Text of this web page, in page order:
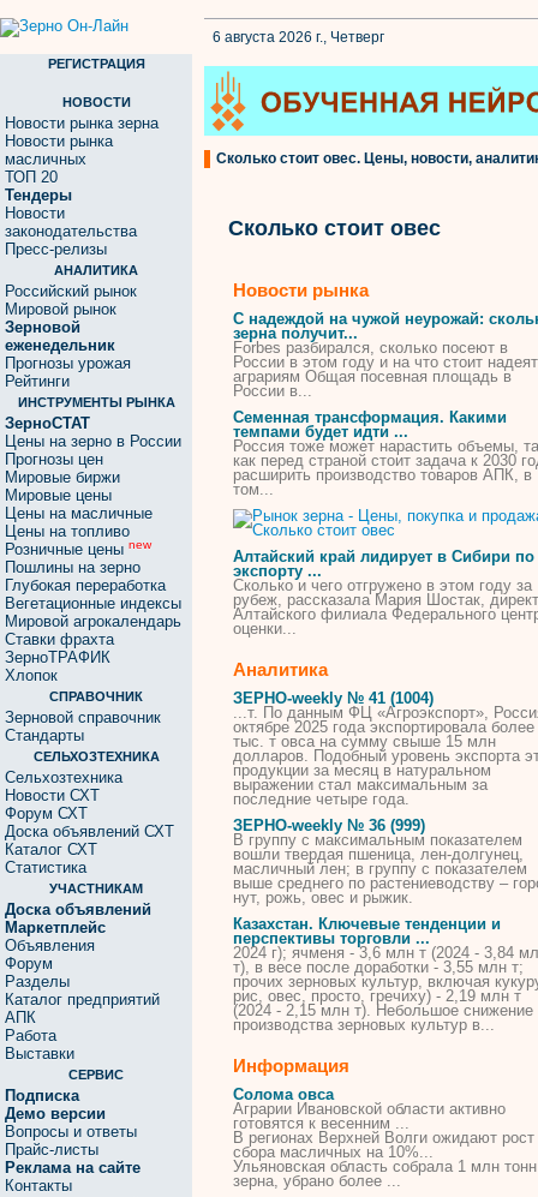
6 августа 2026 г., Четверг
РЕГИСТРАЦИЯ
НОВОСТИ
Новости рынка зерна
Новости рынка
масличных
ТОП 20
Тендеры
Новости
законодательства
Пресс-релизы
АНАЛИТИКА
Российский рынок
Мировой рынок
Зерновой
еженедельник
Прогнозы урожая
Рейтинги
ИНСТРУМЕНТЫ РЫНКА
ЗерноСТАТ
Цены на зерно в России
Прогнозы цен
Мировые биржи
Мировые цены
Цены на масличные
Цены на топливо
Розничные цены new
Пошлины на зерно
Глубокая переработка
Вегетационные индексы
Мировой агрокалендарь
Ставки фрахта
ЗерноТРАФИК
Хлопок
СПРАВОЧНИК
Зерновой справочник
Стандарты
СЕЛЬХОЗТЕХНИКА
Сельхозтехника
Новости СХТ
Форум СХТ
Доска объявлений СХТ
Каталог СХТ
Статистика
УЧАСТНИКАМ
Доска объявлений
Маркетплейс
Объявления
Форум
Разделы
Каталог предприятий
АПК
Работа
Выставки
СЕРВИС
Подписка
Демо версии
Вопросы и ответы
Прайс-листы
Реклама на сайте
Контакты
Сколько стоит овес. Цены, новости,
Сколько стоит овес
Новости рынка
С надеждой на чужой неурожай:
зерна получит...
Forbes разбирался, сколько посеют в
России в этом году и на что стоит
аграриям Общая посевная площадь в
России в...
Семенная трансформация. Какими
темпами будет идти ...
Россия тоже может нарастить объемы,
как перед страной стоит задача к 2030
расширить производство товаров АПК, в
том...
Алтайский край лидирует в Сибири по
экспорту ...
Сколькои чего отгружено в этом году за
рубеж, рассказала Мария Шостак,
Алтайского филиала Федерального
оценки...
Аналитика
ЗЕРНО-weekly № 41 (1004)
...т. По данным ФЦ «Агроэкспорт»,
октябре 2025 года экспортировала более
тыс. т овса на сумму свыше 15 млн
долларов. Подобный уровень экспорта
продукции за месяц в натуральном
выражении стал максимальным за
последние четыре года.
ЗЕРНО-weekly № 36 (999)
В группу с максимальным показателем
вошли твердая пшеница, лен-долгунец,
масличный лен; в группу с показателем
выше среднего по растениеводству –
нут, рожь,овес и рыжик.
Казахстан. Ключевые тенденции и
перспективы торговли ...
2024 г); ячменя - 3,6 млн т (2024 - 3,84
т), в весе после доработки - 3,55 млн т;
прочих зерновых культур, включая
рис, овес, просто, гречиху) - 2,19 млн т
(2024 - 2,15 млн т). Небольшое снижение
производства зерновых культур в...
Информация
Солома овса
Аграрии Ивановской области активно
готовятся к весенним ...
В регионах Верхней Волги ожидают рост
сбора масличных на 10%...
Ульяновская область собрала 1 млн тонн
зерна, убрано более ...